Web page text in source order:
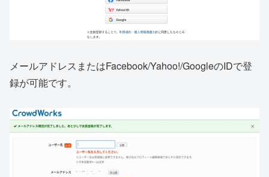
メールアドレスまたはFacebook/Yahoo!/GoogleのIDで登
録が可能です。